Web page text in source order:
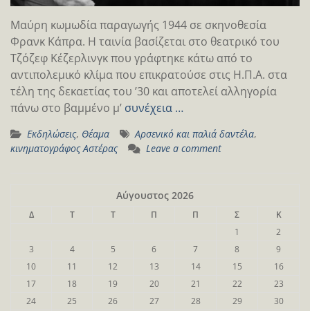
Μαύρη κωμωδία παραγωγής 1944 σε σκηνοθεσία
Φρανκ Κάπρα. Η ταινία βασίζεται στο θεατρικό του
Τζόζεφ Κέζερλινγκ που γράφτηκε κάτω από το
αντιπολεμικό κλίμα που επικρατούσε στις Η.Π.Α. στα
τέλη της δεκαετίας του ’30 και αποτελεί αλληγορία
πάνω στο βαμμένο μ’ συνέχεια …
Εκδηλώσεις, Θέαμα Αρσενικό και παλιά δαντέλα,
κινηματογράφος Αστέρας
Leave a comment
Αύγουστος 2026
Δ Τ Τ Π Π Σ
Κ
1
2
3
4 5 6 7 8
9
10
11 12 13 14 15
16
17
18 19 20 21 22
23
24
25 26 27 28 29
30